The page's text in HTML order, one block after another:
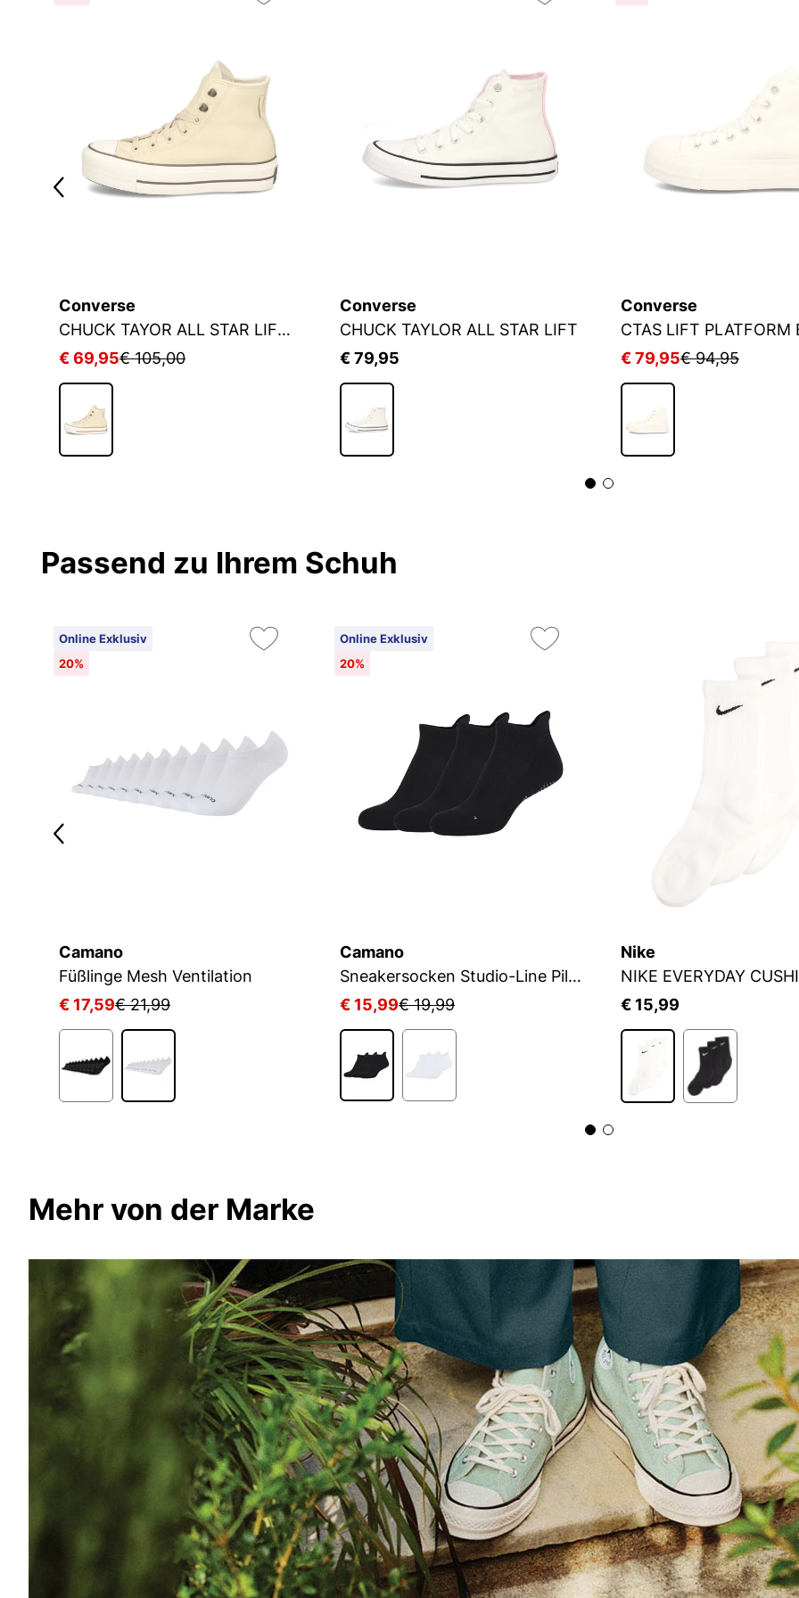
Converse
CHUCK TAYOR ALL STAR LIFT PLATFORM
€ 69,95€ 105,00
Converse
CHUCK TAYLOR ALL STAR LIFT
€ 79,95
Converse
CTAS LIFT PLATFORM
€ 79,95€ 94,95
Passend zu Ihrem Schuh
Online Exklusiv
20%
Camano
Füßlinge Mesh Ventilation
€ 17,59€ 21,99
Online Exklusiv
20%
Camano
Sneakersocken Studio-Line Pilates und Yoga
€ 15,99€ 19,99
Nike
NIKE EVERYDAY
€ 15,99
Mehr von der Marke